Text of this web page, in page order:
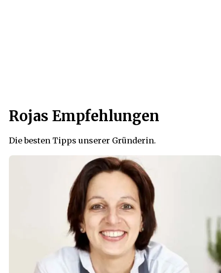
Rojas Empfehlungen
Die besten Tipps unserer Gründerin.